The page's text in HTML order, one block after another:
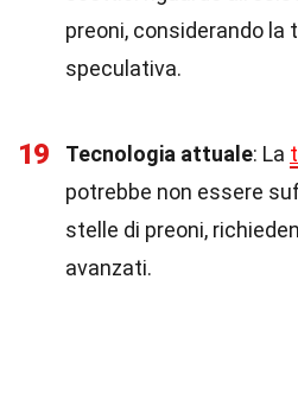
preoni, considerando la
speculativa.
19 Tecnologia attuale: La
potrebbe non essere
stelle di preoni,
avanzati.